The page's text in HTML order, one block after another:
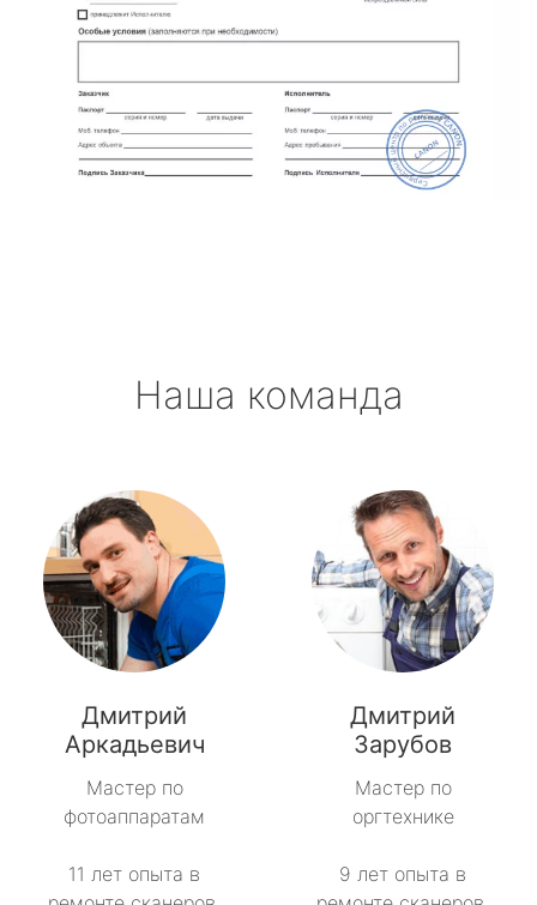
Наша команда
Дмитрий
Аркадьевич
Мастер по
фотоаппаратам
11 лет опыта в
Дмитрий
Зарубов
Мастер по
оргтехнике
9 лет опыта в